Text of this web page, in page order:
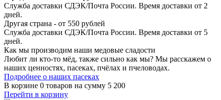
Служба доставки СДЭК/Почта России. Время доставки от 2
дней.
Другая страна - от 550 рублей
Служба доставки СДЭК/Почта России. Время доставки от 5
дней.
Как мы производим наши медовые сладости
Любит ли кто-то мёд, также сильно как мы? Мы расскажем о
наших ценностях, пасеках, пчёлах и пчеловодах.
Подробнее о наших пасеках
В корзине 0 товаров на сумму 5 200
Перейти в корзину